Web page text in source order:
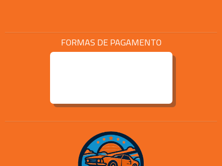
FORMAS DE PAGAMENTO